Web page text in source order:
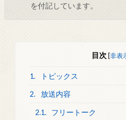
を付記しています。
目次 [非表
1. トピックス
2. 放送内容
2.1. フリートーク